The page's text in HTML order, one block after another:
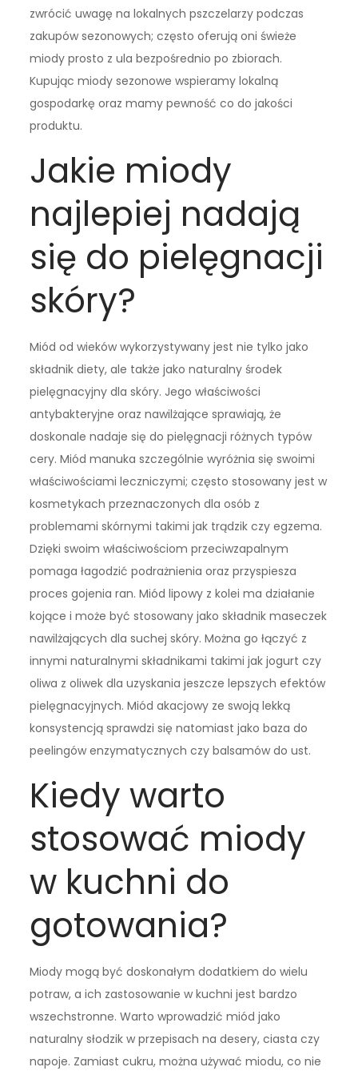
zwrócić uwagę na lokalnych pszczelarzy podczas
zakupów sezonowych; często oferują oni świeże
miody prosto z ula bezpośrednio po zbiorach.
Kupując miody sezonowe wspieramy lokalną
gospodarkę oraz mamy pewność co do jakości
produktu.
Jakie miody
najlepiej nadają
się do pielęgnacji
skóry?
Miód od wieków wykorzystywany jest nie tylko jako
składnik diety, ale także jako naturalny środek
pielęgnacyjny dla skóry. Jego właściwości
antybakteryjne oraz nawilżające sprawiają, że
doskonale nadaje się do pielęgnacji różnych typów
cery. Miód manuka szczególnie wyróżnia się swoimi
właściwościami leczniczymi; często stosowany jest w
kosmetykach przeznaczonych dla osób z
problemami skórnymi takimi jak trądzik czy egzema.
Dzięki swoim właściwościom przeciwzapalnym
pomaga łagodzić podrażnienia oraz przyspiesza
proces gojenia ran. Miód lipowy z kolei ma działanie
kojące i może być stosowany jako składnik maseczek
nawilżających dla suchej skóry. Można go łączyć z
innymi naturalnymi składnikami takimi jak jogurt czy
oliwa z oliwek dla uzyskania jeszcze lepszych efektów
pielęgnacyjnych. Miód akacjowy ze swoją lekką
konsystencją sprawdzi się natomiast jako baza do
peelingów enzymatycznych czy balsamów do ust.
Kiedy warto
stosować miody
w kuchni do
gotowania?
Miody mogą być doskonałym dodatkiem do wielu
potraw, a ich zastosowanie w kuchni jest bardzo
wszechstronne. Warto wprowadzić miód jako
naturalny słodzik w przepisach na desery, ciasta czy
napoje. Zamiast cukru, można używać miodu, co nie